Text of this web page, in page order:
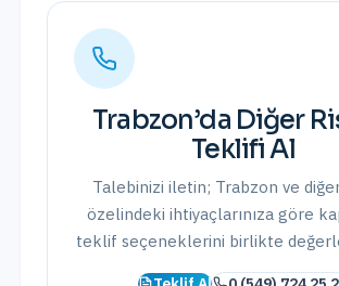
Trabzon’da Diğer
Teklifi Al
Talebinizi iletin; Trabzon ve
özelindeki ihtiyaçlarınıza göre
teklif seçeneklerini birlikte